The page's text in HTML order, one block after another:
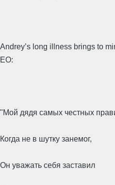
Andrey’s long illness brings to
EO:
"Мой дядя самых честных
Когда не в шутку занемог,
Он уважать себя заставил